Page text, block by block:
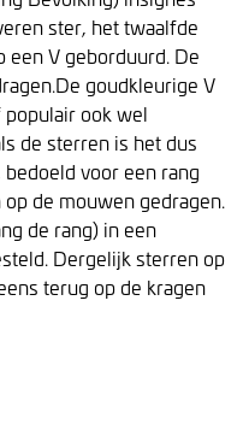
ster, het twaalfde
een V geborduurd. De
goudkleurige V
ook wel
de sterren is het dus
voor een rang
de mouwen gedragen.
de rang) in een
Dergelijk sterren op
terug op de kragen